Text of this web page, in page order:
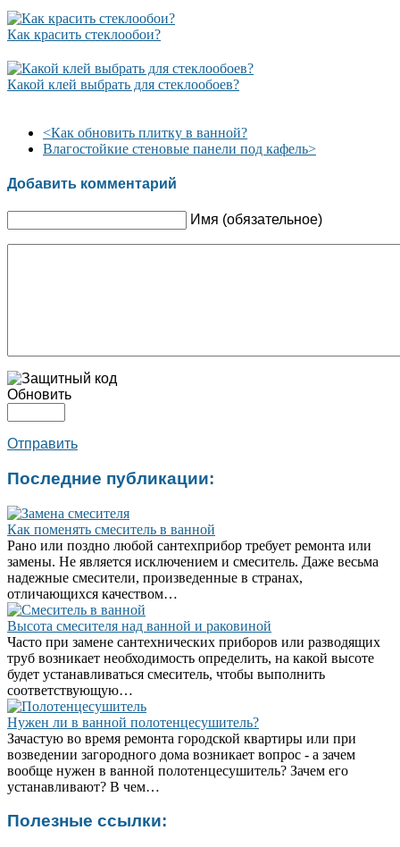
Как красить стеклообои?
Какой клей выбрать для стеклообоев?
<Как обновить плитку в ванной?
Влагостойкие стеновые панели под кафель>
Добавить комментарий
Имя (обязательное)
Обновить
Отправить
Последние публикации:
Как поменять смеситель в ванной
Рано или поздно любой сантехприбор требует ремонта или
замены. Не является исключением и смеситель. Даже весьма
надежные смесители, произведенные в странах,
отличающихся качеством…
Высота смесителя над ванной и раковиной
Часто при замене сантехнических приборов или разводящих
труб возникает необходимость определить, на какой высоте
будет устанавливаться смеситель, чтобы выполнить
соответствующую…
Нужен ли в ванной полотенцесушитель?
Зачастую во время ремонта городской квартиры или при
возведении загородного дома возникает вопрос - а зачем
вообще нужен в ванной полотенцесушитель? Зачем его
устанавливают? В чем…
Полезные ссылки: